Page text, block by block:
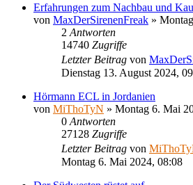
Erfahrungen zum Nachbau und
von MaxDerSirenenFreak »
2 Antworten
14740 Zugriffe
Letzter Beitrag von
Dienstag 13. August 2024,
Hörmann ECL in Jordanien
von MiThoTyN » Montag 6. Mai
0 Antworten
27128 Zugriffe
Letzter Beitrag von
Montag 6. Mai 2024, 08:08